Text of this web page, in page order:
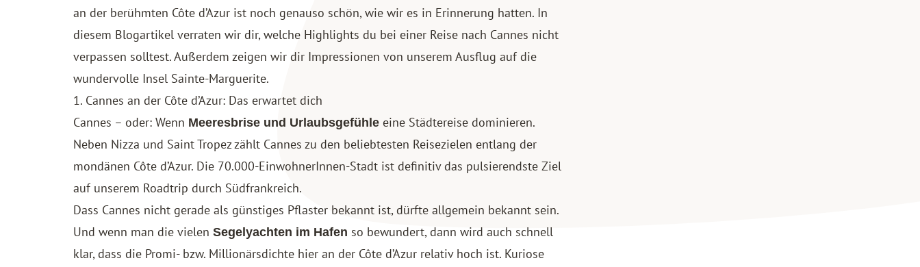
an der berühmten Côte d’Azur ist noch genauso schön, wie wir es in Erinnerung hatten. In
diesem Blogartikel verraten wir dir, welche Highlights du bei einer Reise nach Cannes nicht
verpassen solltest. Außerdem zeigen wir dir Impressionen von unserem Ausflug auf die
wundervolle Insel Sainte-Marguerite.
1. Cannes an der Côte d’Azur: Das erwartet dich
Cannes – oder: Wenn Meeresbrise und Urlaubsgefühle eine Städtereise dominieren.
Neben Nizza und Saint Tropez zählt Cannes zu den beliebtesten Reisezielen entlang der
mondänen Côte d’Azur. Die 70.000-EinwohnerInnen-Stadt ist definitiv das pulsierendste Ziel
auf unserem Roadtrip durch Südfrankreich.
Dass Cannes nicht gerade als günstiges Pflaster bekannt ist, dürfte allgemein bekannt sein.
Und wenn man die vielenSegelyachten im Hafen so bewundert, dann wird auch schnell
klar, dass die Promi- bzw. Millionärsdichte hier an der Côte d’Azur relativ hoch ist. Kuriose